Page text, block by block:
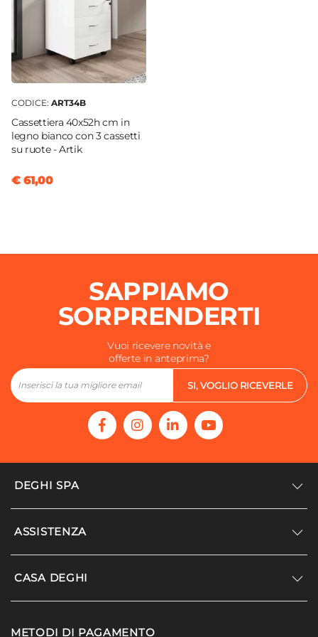
Altezza Seduta Massima
Altezza Seduta Minima
35 cm
Altezza Massima
101 cm
Altezza Minima
91 cm
Si
No
CODICE: ART34B
Cassettiera 40x52h cm in
legno bianco con 3 cassetti
su ruote - Artik
€ 61,00
SAPPIAMO
SORPRENDERTI
Vuoi ricevere novità e
offerte in anteprima?
SI, VOGLIO RICEVERLE
DEGHI SPA
Accedi/Registrati
Modello organizzativo e codice etico
ASSISTENZA
Supporto
CASA DEGHI
METODI DI PAGAMENTO